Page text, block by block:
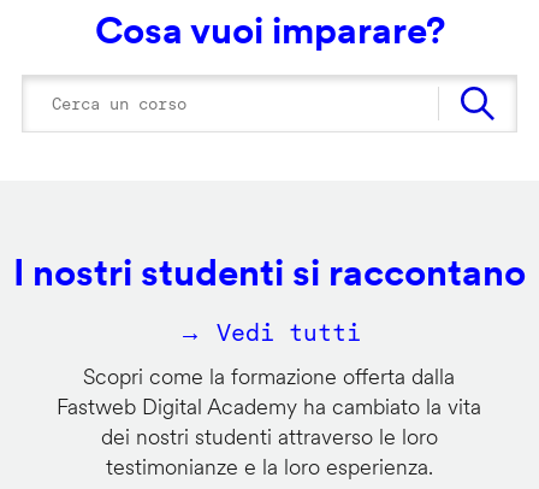
Cosa vuoi imparare?
I nostri studenti si raccontano
→ Vedi tutti
Scopri come la formazione offerta dalla
Fastweb Digital Academy ha cambiato la vita
dei nostri studenti attraverso le loro
testimonianze e la loro esperienza.